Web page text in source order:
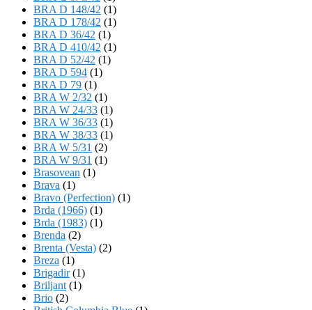
BRA D 148/42 (1)
BRA D 178/42 (1)
BRA D 36/42 (1)
BRA D 410/42 (1)
BRA D 52/42 (1)
BRA D 594 (1)
BRA D 79 (1)
BRA W 2/32 (1)
BRA W 24/33 (1)
BRA W 36/33 (1)
BRA W 38/33 (1)
BRA W 5/31 (2)
BRA W 9/31 (1)
Brasovean (1)
Brava (1)
Bravo (Perfection) (1)
Brda (1966) (1)
Brda (1983) (1)
Brenda (2)
Brenta (Vesta) (2)
Breza (1)
Brigadir(1)
Briljant (1)
Brio (2)